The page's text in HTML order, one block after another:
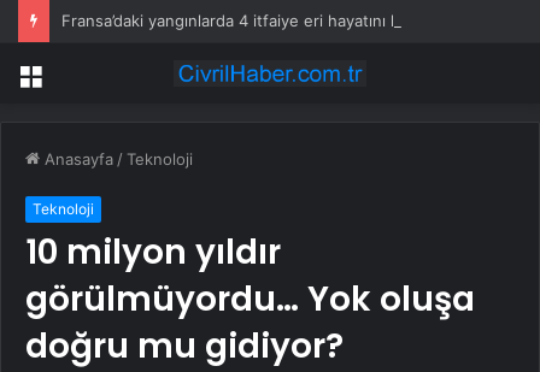
Fransa’daki yangınlarda 4 itfaiye eri hayatını kaybetti
Menü
Anasayfa /Teknoloji
Teknoloji
10 milyon yıldır
görülmüyordu… Yok oluşa
doğru mu gidiyor?